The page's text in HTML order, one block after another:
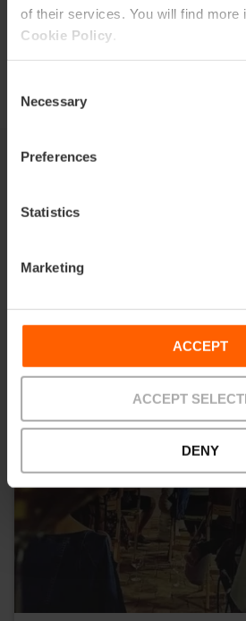
of their services. You will find more
Cookie Policy
Selection
Necessary
Preferences
Statistics
Marketing
ACCEPT
ACCEPT
DENY
Sie können auch